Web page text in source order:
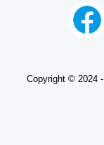
Copyright © 2024